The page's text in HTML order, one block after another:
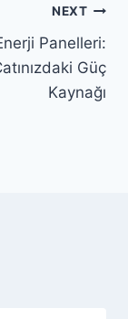
NEXT
Panelleri:
Güç
Kaynağı